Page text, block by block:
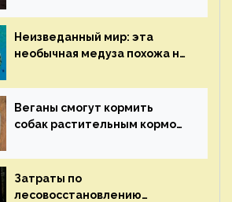
здоровья — новости экологии
на ECOportal
Неизведанный мир: эта
необычная медуза похожа на
экологии на ECOportal
Веганы смогут кормить
собак растительным кормом
здоровье — новости
экологии на ECOportal
Затраты по
лесовосстановлению